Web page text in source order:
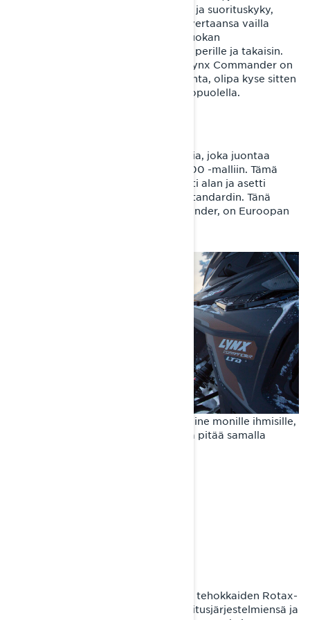
yhdistyvät parhaiten monipuolisuus ja suorituskyky,
valintasi on Lynx Commander. Sen vertaansa vailla
olevan monipuolisuuden ja huippuluokan
ominaisuuksien ansiosta se vie sinut perille ja takaisin.
Tässä artikkelissa kerromme, miksi Lynx Commander on
niin monen moottorikelkkailijan valinta, olipa kyse sitten
työstä tai huvista, reitillä tai sen ulkopuolella.
Lynx Commanderilla on pitkä historia, joka juontaa
juurensa vuoden 1983 Lynx GLX 5900 -malliin. Tämä
leveätelainen moottorikelkka mullisti alan ja asetti
suorituskyvyn ja monipuolisuuden standardin. Tänä
päivänä sen perillinen, Lynx Commander, on Euroopan
Moottorikelkka on monipuolinen väline monille ihmisille,
jotka haluavat nauttia ulkoilmasta ja pitää samalla
Lynx Commander erottuu edukseen tehokkaiden Rotax-
moottoreidensa, kehittyneiden jousitusjärjestelmiensä ja